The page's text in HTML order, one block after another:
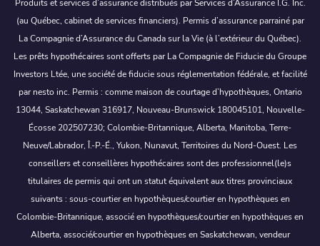
Produits et services d’assurance distribués par Services d’Assurance I.G. Inc.
(au Québec, cabinet de services financiers). Permis d’assurance parrainé par
La Compagnie d’Assurance du Canada sur la Vie (à l’extérieur du Québec).
Les prêts hypothécaires sont offerts par La Compagnie de Fiducie du Groupe
Investors Ltée, une société de fiducie sous réglementation fédérale, et facilité
par nesto inc. Permis : comme maison de courtage d’hypothèques, Ontario
13044, Saskatchewan 316917, Nouveau-Brunswick 180045101, Nouvelle-
Écosse 202507230; Colombie-Britannique, Alberta, Manitoba, Terre-
Neuve/Labrador, Î.-P.-É., Yukon, Nunavut, Territoires du Nord-Ouest. Les
conseillers et conseillères hypothécaires sont des professionnel(le)s
titulaires de permis qui ont un statut équivalent aux titres provinciaux
suivants : sous-courtier en hypothèques/courtier en hypothèques en
Colombie-Britannique, associé en hypothèques/courtier en hypothèques en
Alberta, associé/courtier en hypothèques en Saskatchewan, vendeur